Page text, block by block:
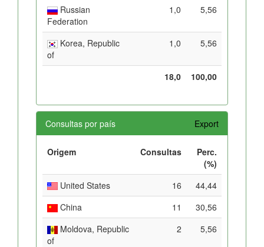
Russian
Federation
1,0 5,56
Korea, Republic
of
1,0 5,56
18,0 100,00
Consultas por país Export
Origem Consultas
Perc.
(%)
United States
16
44,44
China
11
30,56
Moldova, Republic
of
2 5,56